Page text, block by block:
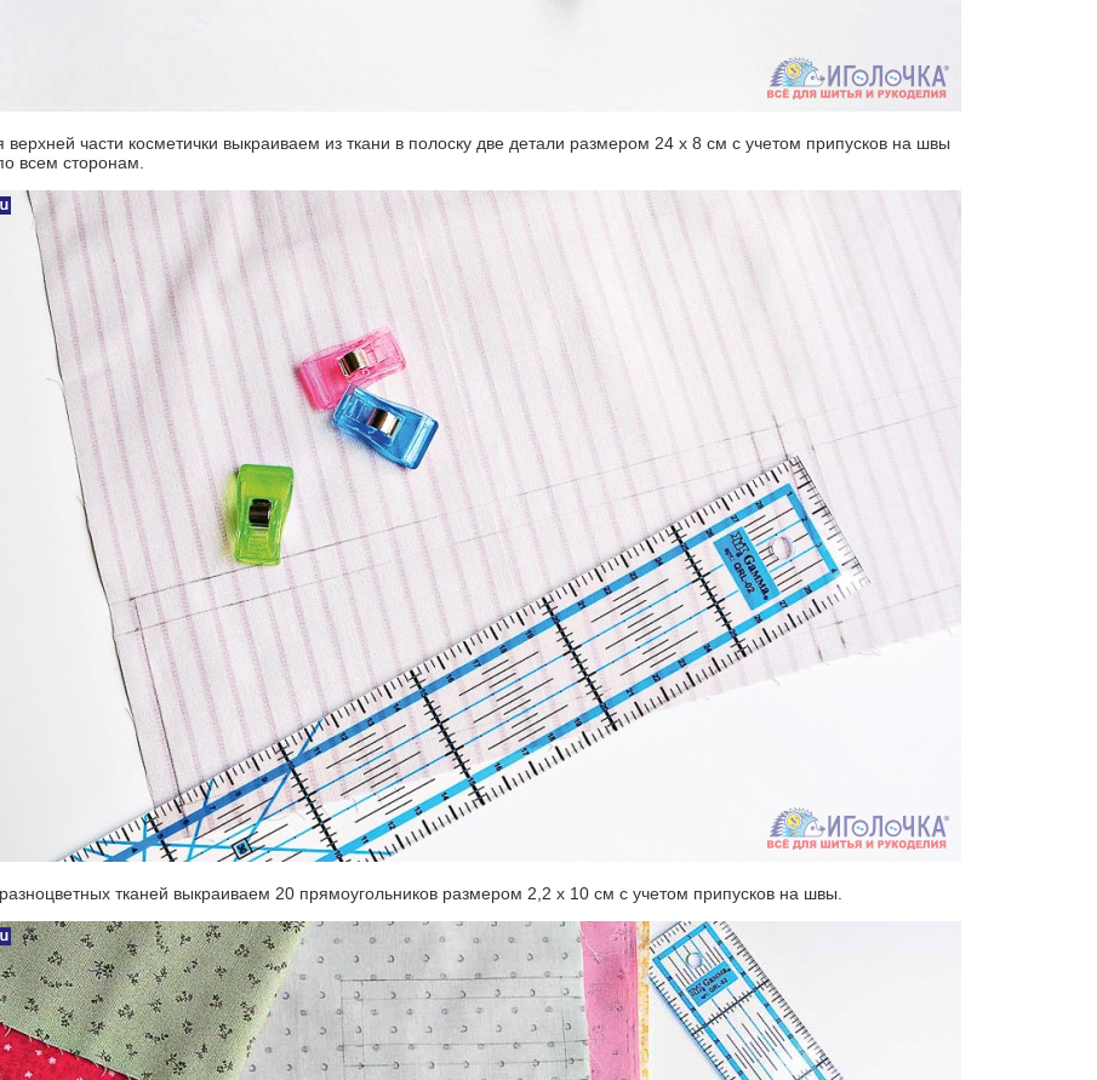
верхней части косметички выкраиваем из ткани в полоску две детали размером 24 х 8 см с учетом припусков на швы
всем сторонам.
тканей выкраиваем 20 прямоугольников размером 2,2 х 10 см с учетом припусков на швы.